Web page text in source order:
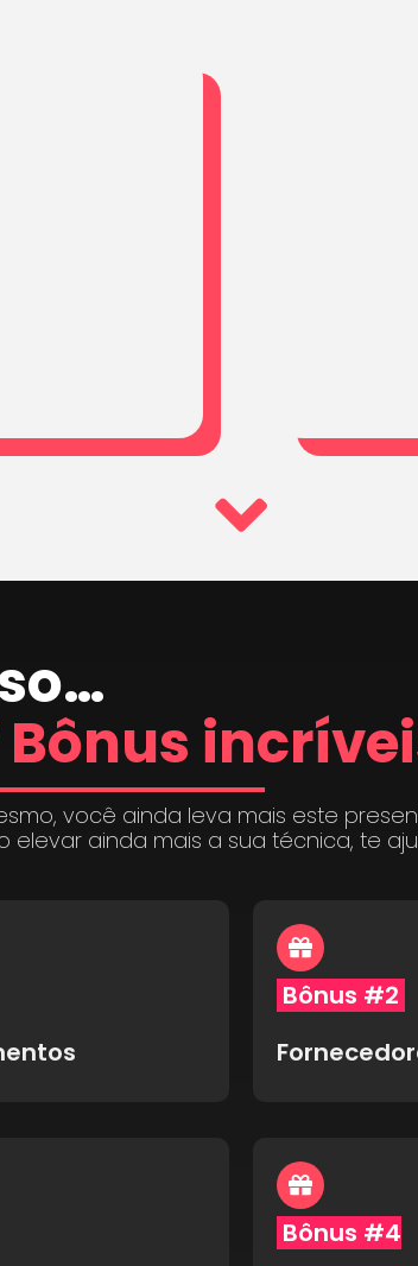
Bônus
você ainda leva mais este
elevar ainda mais a sua técnica, te
Bônus #2
Bônus #4